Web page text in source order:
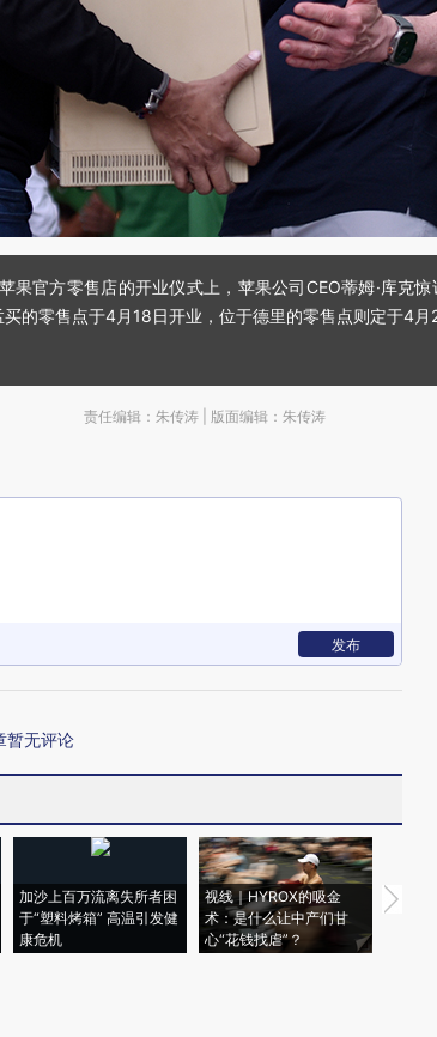
官方零售店的开业仪式上，苹果公司CEO蒂姆·库克
的零售点于4月18日开业，位于德里的零售点则定于4
责任编辑：朱传涛 | 版面编辑：朱传涛
发布
暂无评论
加沙上百万流离失所者困
于“塑料烤箱” 高温引发健
康危机
视线｜HYROX的吸金
术：是什么让中产们甘
心“花钱找虐”？
马航飞
粒摇